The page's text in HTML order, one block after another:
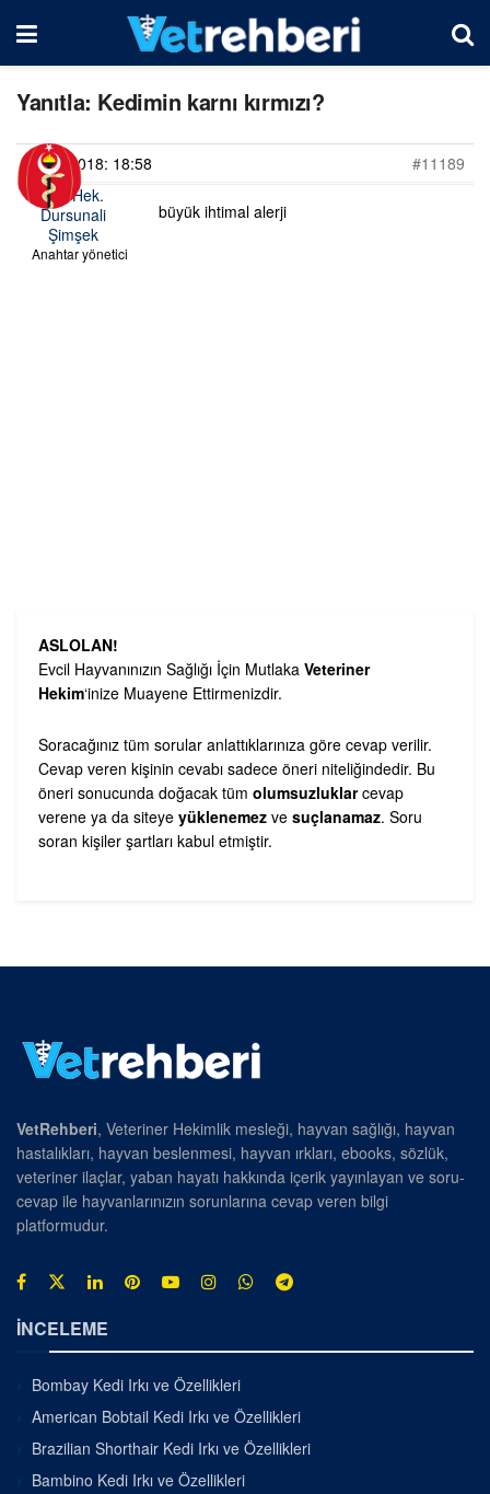
Yanıtla: Kedimin karnı kırmızı?
12/06/2018: 18:58
#11189
Vet. Hek.
Dursunali
Şimşek
Anahtar yönetici
büyük ihtimal alerji
ASLOLAN!
Evcil Hayvanınızın Sağlığı İçin Mutlaka Veteriner
Hekim‘inize Muayene Ettirmenizdir.
Soracağınız tüm sorular anlattıklarınıza göre cevap verilir.
Cevap veren kişinin cevabı sadece öneri niteliğindedir. Bu
öneri sonucunda doğacak tüm olumsuzluklarcevap
verene ya da siteye yüklenemez ve suçlanamaz. Soru
soran kişiler şartları kabul etmiştir.
VetRehberi, Veteriner Hekimlik mesleği, hayvan sağlığı, hayvan
hastalıkları, hayvan beslenmesi, hayvan ırkları, ebooks, sözlük,
veteriner ilaçlar, yaban hayatı hakkında içerik yayınlayan ve soru-
cevap ile hayvanlarınızın sorunlarına cevap veren bilgi
platformudur.
İNCELEME
Bombay Kedi Irkı ve Özellikleri
American Bobtail Kedi Irkı ve Özellikleri
Brazilian Shorthair Kedi Irkı ve Özellikleri
Bambino Kedi Irkı ve Özellikleri